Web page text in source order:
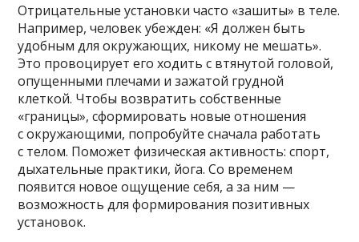
Отрицательные установки часто «зашиты» в теле.
Например, человек убежден: «Я должен быть
удобным для окружающих, никому не мешать».
Это провоцирует его ходить с втянутой головой,
опущенными плечами и зажатой грудной
клеткой. Чтобы возвратить собственные
«границы», сформировать новые отношения
с окружающими, попробуйте сначала работать
с телом. Поможет физическая активность: спорт,
дыхательные практики, йога. Со временем
появится новое ощущение себя, а за ним —
возможность для формирования позитивных
установок.